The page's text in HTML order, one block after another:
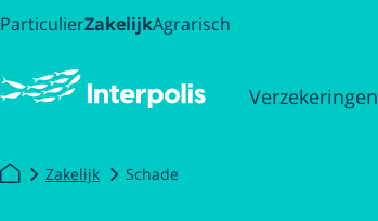
ParticulierZakelijkAgrarisch
Verzekeringen
Zakelijk Schade